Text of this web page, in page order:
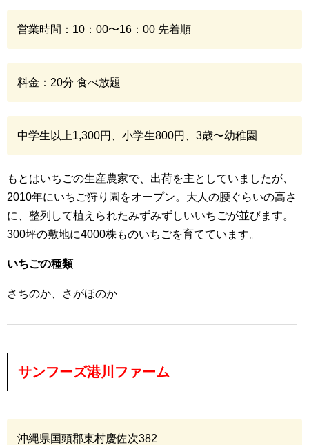
営業時間：10：00〜16：00 先着順
料金：20分 食べ放題
中学生以上1,300円、小学生800円、3歳〜幼稚園
もとはいちごの生産農家で、出荷を主としていましたが、
2010年にいちご狩り園をオープン。大人の腰ぐらいの高さ
に、整列して植えられたみずみずしいいちごが並びます。
300坪の敷地に4000株ものいちごを育てています。
いちごの種類
さちのか、さがほのか
サンフーズ港川ファーム
沖縄県国頭郡東村慶佐次382